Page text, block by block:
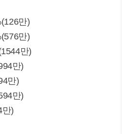
만)
만)
만)
만)
만)
만)
)